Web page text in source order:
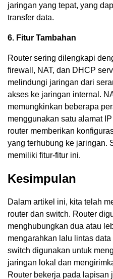
jaringan yang tepat, yang
transfer data.
6. Fitur Tambahan
Router sering dilengkapi
firewall, NAT, dan DHCP
melindungi jaringan dari
akses ke jaringan internal.
memungkinkan beberapa
menggunakan satu alamat
router memberikan
yang terhubung ke jaringan.
memiliki fitur-fitur ini.
Kesimpulan
Dalam artikel ini, kita telah
router dan switch. Router
menghubungkan dua atau
mengarahkan lalu lintas
switch digunakan untuk
jaringan lokal dan
Router bekerja pada lapisan